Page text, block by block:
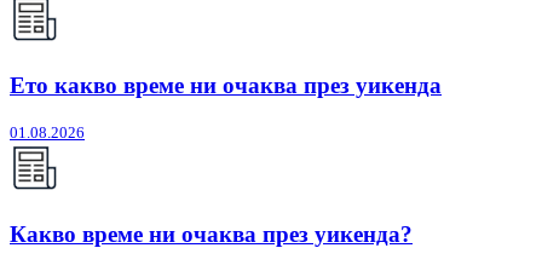
Ето какво време ни очаква през уикенда
01.08.2026
Какво време ни очаква през уикенда?